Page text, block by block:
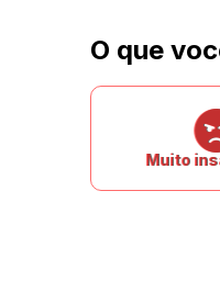
O que
Muito